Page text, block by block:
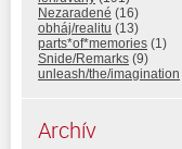
Nezaradené (16)
obháj/realitu (13)
parts*of*memories (1)
Snide/Remarks (9)
unleash/the/imagination
Archív